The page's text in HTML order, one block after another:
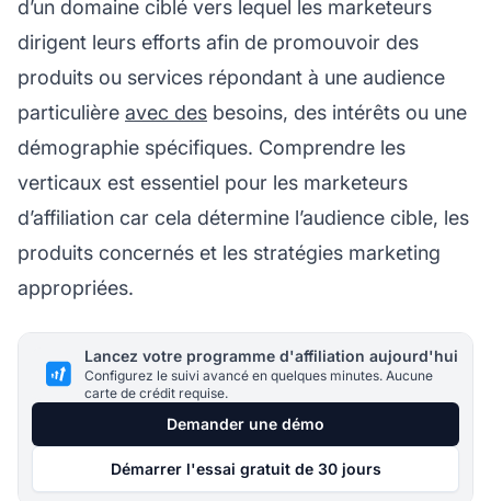
d’un domaine ciblé vers lequel les marketeurs
dirigent leurs efforts afin de promouvoir des
produits ou services répondant à une audience
particulière avec des besoins, des intérêts ou une
démographie spécifiques. Comprendre les
verticaux est essentiel pour les marketeurs
d’affiliation car cela détermine l’audience cible, les
produits concernés et les stratégies marketing
appropriées.
Lancez votre programme d'affiliation aujourd'hui
Configurez le suivi avancé en quelques minutes. Aucune
carte de crédit requise.
Demander une démo
Démarrer l'essai gratuit de 30 jours